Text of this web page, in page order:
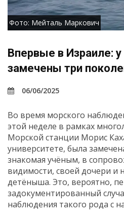
Фото: Мейталь Маркович
Впервые в Израиле:
замечены три
06/06/2025
Во время морского
этой неделе в рамках
Морской станции Морис
университете, была
знакомая учёным, в
видимости, своей дочери и
детёныша. Это, вероятно,
задокументированный
наблюдения такого рода с